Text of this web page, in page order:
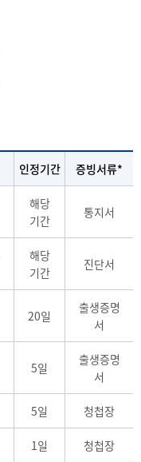
인정기간 증빙서류*
해당
기간
통지서
해당
기간
진단서
20일
출생증명
서
5일
출생증명
서
5일 청첩장
1일 청첩장